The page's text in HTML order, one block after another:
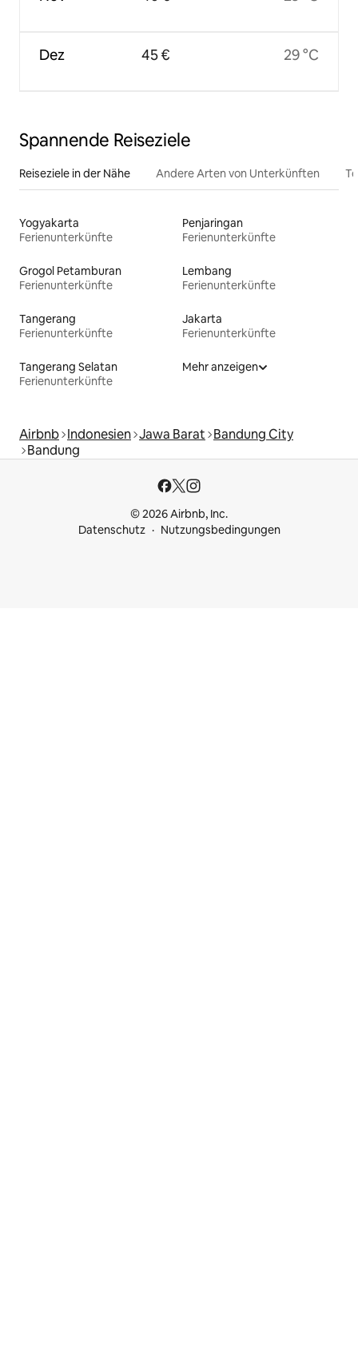
Dez 45 € 29 °C
Spannende Reiseziele
Reiseziele in der Nähe Andere Arten von Unterkünften
Yogyakarta
Ferienunterkünfte
Penjaringan
Ferienunterkünfte
Grogol Petamburan
Ferienunterkünfte
Lembang
Ferienunterkünfte
Tangerang
Ferienunterkünfte
Jakarta
Ferienunterkünfte
Tangerang Selatan
Ferienunterkünfte
Mehr anzeigen
Airbnb Indonesien Jawa Barat Bandung City
Bandung
© 2026 Airbnb, Inc.
Datenschutz
Nutzungsbedingungen